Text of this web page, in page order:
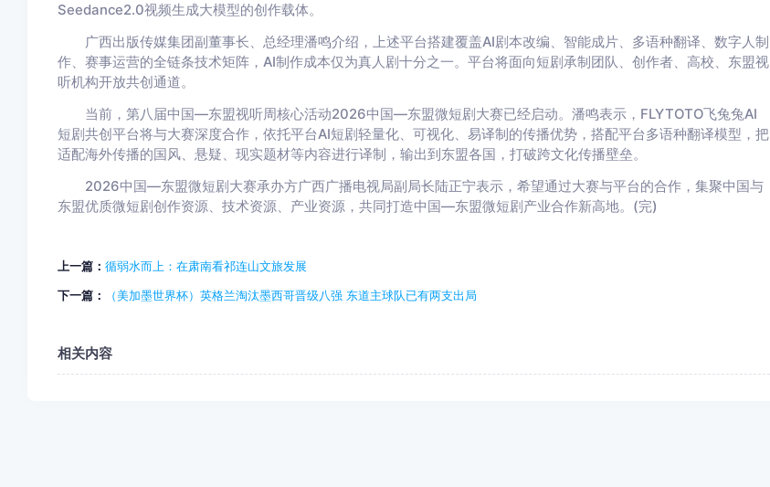
Seedance2.0视频生成大模型的创作载体。
广西出版传媒集团副董事长、总经理潘鸣介绍，上述平台搭建覆盖AI剧本改编、智能成片、多语种翻译、数字人制
作、赛事运营的全链条技术矩阵，AI制作成本仅为真人剧十分之一。平台将面向短剧承制团队、创作者、高校、东盟视
听机构开放共创通道。
当前，第八届中国—东盟视听周核心活动2026中国—东盟微短剧大赛已经启动。潘鸣表示，FLYTOTO飞兔兔AI
短剧共创平台将与大赛深度合作，依托平台AI短剧轻量化、可视化、易译制的传播优势，搭配平台多语种翻译模型，把
适配海外传播的国风、悬疑、现实题材等内容进行译制，输出到东盟各国，打破跨文化传播壁垒。
2026中国—东盟微短剧大赛承办方广西广播电视局副局长陆正宁表示，希望通过大赛与平台的合作，集聚中国与
东盟优质微短剧创作资源、技术资源、产业资源，共同打造中国—东盟微短剧产业合作新高地。(完)
上一篇： 循弱水而上：在肃南看祁连山文旅发展
下一篇：
（美加墨世界杯）英格兰淘汰墨西哥晋级八强 东道主球队已有两支出局
相关内容